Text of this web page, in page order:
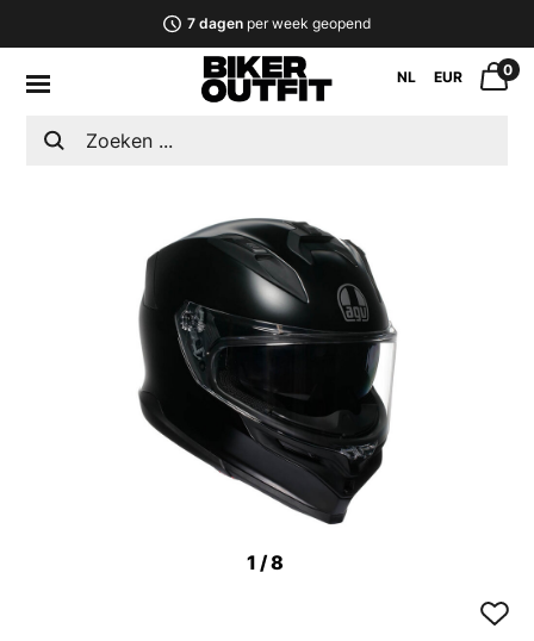
7 dagenper week geopend
NL EUR 0
1 /8